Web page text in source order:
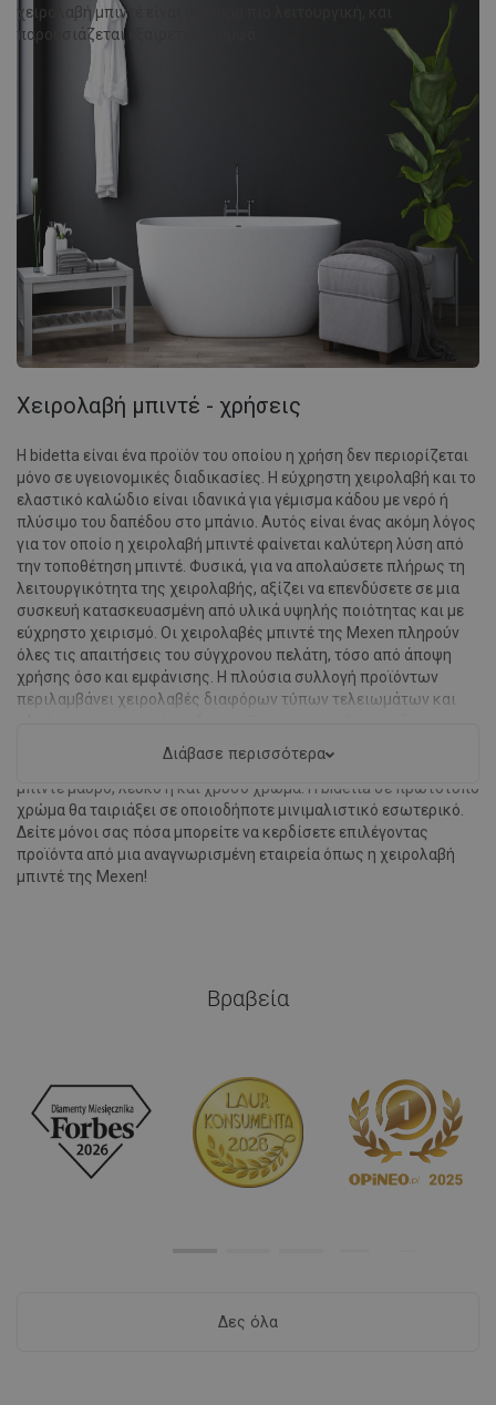
χειρολαβή μπιντέ είναι σίγουρα πιο λειτουργική, και
παρουσιάζεται εξαιρετικά κομψά.
Χειρολαβή μπιντέ - χρήσεις
Η bidetta είναι ένα προϊόν του οποίου η χρήση δεν περιορίζεται
μόνο σε υγειονομικές διαδικασίες. Η εύχρηστη χειρολαβή και το
ελαστικό καλώδιο είναι ιδανικά για γέμισμα κάδου με νερό ή
πλύσιμο του δαπέδου στο μπάνιο. Αυτός είναι ένας ακόμη λόγος
για τον οποίο η χειρολαβή μπιντέ φαίνεται καλύτερη λύση από
την τοποθέτηση μπιντέ. Φυσικά, για να απολαύσετε πλήρως τη
λειτουργικότητα της χειρολαβής, αξίζει να επενδύσετε σε μια
συσκευή κατασκευασμένη από υλικά υψηλής ποιότητας και με
εύχρηστο χειρισμό. Οι χειρολαβές μπιντέ της Mexen πληρούν
όλες τις απαιτήσεις του σύγχρονου πελάτη, τόσο από άποψη
χρήσης όσο και εμφάνισης. Η πλούσια συλλογή προϊόντων
περιλαμβάνει χειρολαβές διαφόρων τύπων τελειωμάτων και
περιορίζονται στη γυαλιστερή χρωματία - ανάλογα με τις
προτιμήσεις σας, μπορείτε να επιλέξετε να έχει η χειρολαβή
μπιντέ μαύρο, λευκό ή και χρυσό χρώμα. Η bidetta σε πρωτότυπο
χρώμα θα ταιριάξει σε οποιοδήποτε μινιμαλιστικό εσωτερικό.
Δείτε μόνοι σας πόσα μπορείτε να κερδίσετε επιλέγοντας
προϊόντα από μια αναγνωρισμένη εταιρεία όπως η χειρολαβή
μπιντέ της Mexen!
Διάβασε περισσότερα
Βραβεία
Δες όλα